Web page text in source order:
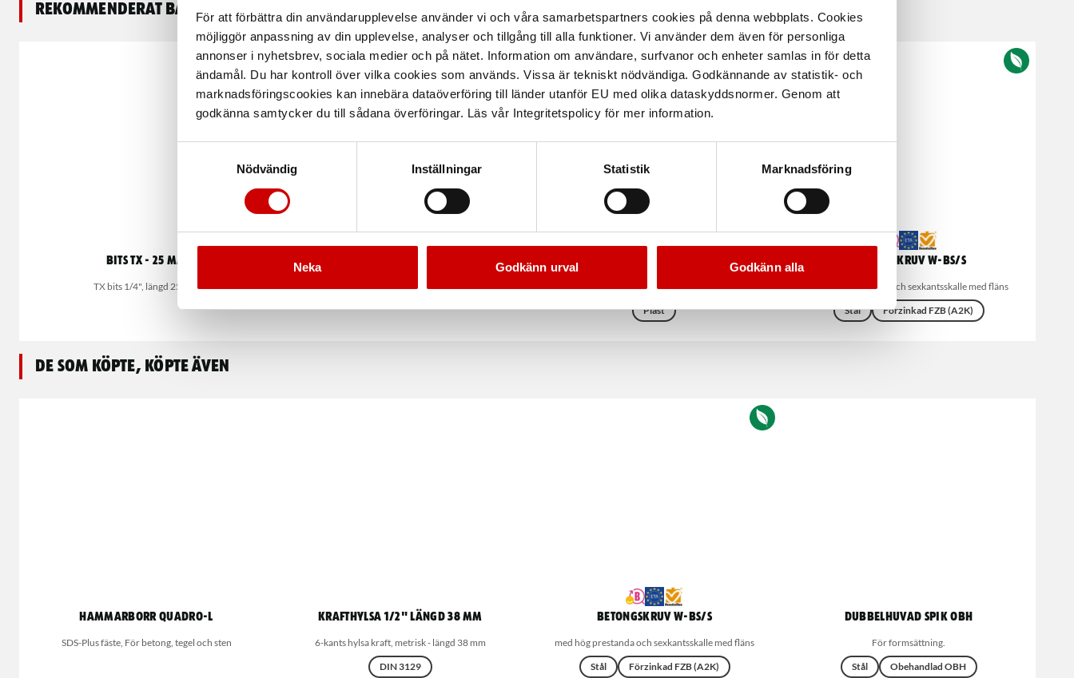
För att förbättra din användarupplevelse använder vi och våra samarbetspartners cookies på denna webbplats. Cookies
möjliggör anpassning av din upplevelse, analyser och tillgång till alla funktioner. Vi använder dem även för personliga
annonser i nyhetsbrev, sociala medier och på nätet. Information om användare, surfvanor och enheter samlas in för detta
ändamål. Du har kontroll över vilka cookies som används. Vissa är tekniskt nödvändiga. Godkännande av statistik- och
marknadsföringscookies kan innebära dataöverföring till länder utanför EU med olika dataskyddsnormer. Genom att
godkänna samtycker du till sådana överföringar. Läs vår Integritetspolicy för mer information.
Nödvändig
Inställningar Statistik Marknadsföring
Neka Godkänn urval Godkänn alla
Rekommenderat baserat på vald produkt
Bits TX - 25 mm
TX bits 1/4", längd 25 mm INSEX bits 1/4"
Gänglängd 85mm
Plast
Betongskruv W-BS/S
med hög prestanda och sexkantsskalle med fläns
Stål
Förzinkad FZB (A2K)
De som köpte, köpte även
Hammarborr Quadro-L
SDS-Plus fäste, För betong, tegel och sten
Krafthylsa 1/2" längd 38 mm
6-kants hylsa kraft, metrisk - längd 38 mm
DIN 3129
Betongskruv W-BS/S
med hög prestanda och sexkantsskalle med fläns
Stål
Förzinkad FZB (A2K)
Dubbelhuvad spik OBH
För formsättning.
Stål
Obehandlad OBH